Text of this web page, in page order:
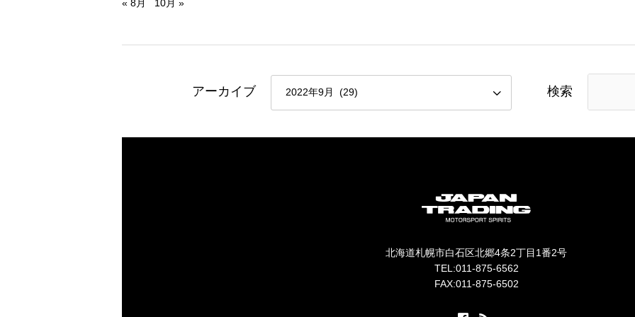
« 8月 10月 »
アーカイブ 検索
北海道札幌市白石区北郷4条2丁目1番2号
TEL:011-875-6562
FAX:011-875-6502